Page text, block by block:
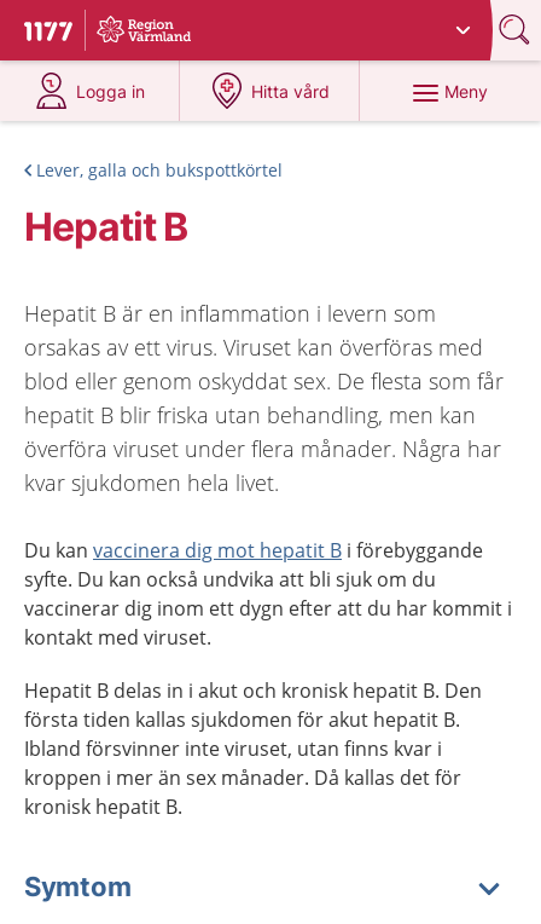
Till startsidan för 1177
Du har valt region
Logga in
på 1177.se
Hitta vård
på 1177.se
Meny
Lever, galla och bukspottkörtel
Hepatit B
Hepatit B är en inflammation i levern som
orsakas av ett virus. Viruset kan överföras med
blod eller genom oskyddat sex. De flesta som får
hepatit B blir friska utan behandling, men kan
överföra viruset under flera månader. Några har
kvar sjukdomen hela livet.
Du kan vaccinera dig mot hepatit B i förebyggande
syfte. Du kan också undvika att bli sjuk om du
vaccinerar dig inom ett dygn efter att du har kommit i
kontakt med viruset.
Hepatit B delas in i akut och kronisk hepatit B. Den
första tiden kallas sjukdomen för akut hepatit B.
Ibland försvinner inte viruset, utan finns kvar i
kroppen i mer än sex månader. Då kallas det för
kronisk hepatit B.
Symtom